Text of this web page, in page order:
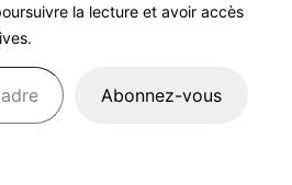
la lecture et avoir accès
Abonnez-vous